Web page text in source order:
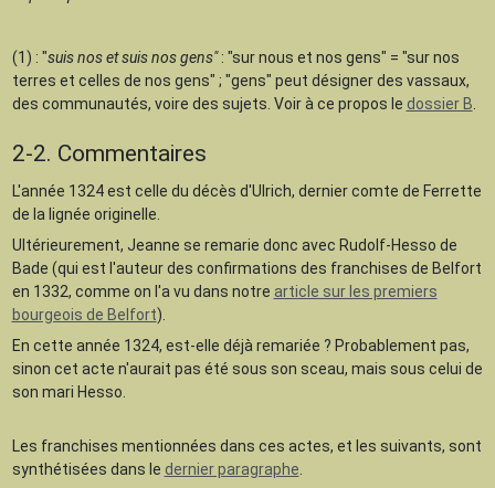
(1) : "suis nos et suis nos gens": "sur nous et nos gens" = "sur nos
terres et celles de nos gens" ; "gens" peut désigner des vassaux,
des communautés, voire des sujets. Voir à ce propos le dossier B
2-2. Commentaires
L'année 1324 est celle du décès d'Ulrich, dernier comte de Ferrette
de la lignée originelle.
Ultérieurement, Jeanne se remarie donc avec Rudolf-Hesso de
Bade (qui est l'auteur des confirmations des franchises de Belfort
en 1332, comme on l'a vu dans notre article sur les premiers
bourgeois de Belfort).
En cette année 1324, est-elle déjà remariée ? Probablement pas,
sinon cet acte n'aurait pas été sous son sceau, mais sous celui de
son mari Hesso.
Les franchises mentionnées dans ces actes, et les suivants, sont
synthétisées dans le dernier paragraphe